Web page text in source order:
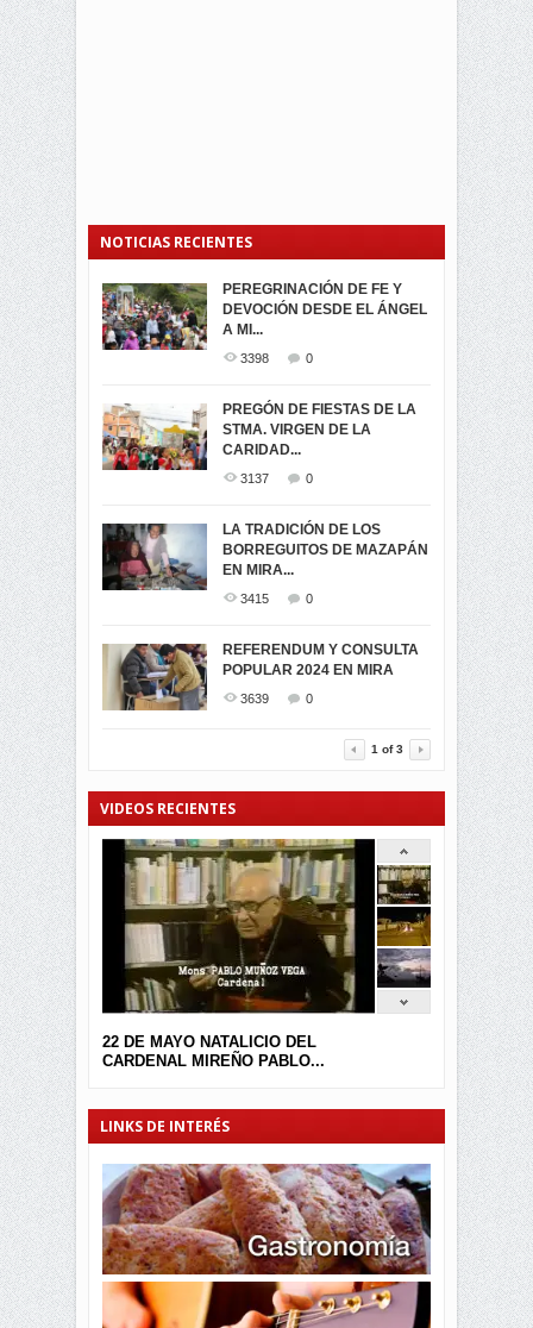
NOTICIAS RECIENTES
PEREGRINACIÓN DE FE Y
DEVOCIÓN DESDE EL ÁNGEL
A MI...
3398 0
PREGÓN DE FIESTAS DE LA
STMA. VIRGEN DE LA
CARIDAD...
3137 0
LA TRADICIÓN DE LOS
BORREGUITOS DE MAZAPÁN
EN MIRA...
3415 0
REFERENDUM Y CONSULTA
POPULAR 2024 EN MIRA
3639 0
PROCESIÓN DE LA VIRGEN
DE LA CARIDAD 2024
3063
-ENCENDIDO DEL ARBOL DE
...
MIRA
3442
TRIUNFO DE...
SEGUNDA VUELTA
ELECCIONES
PRESIDENCIALES 2023 EN
M...
ELECCION CRUCIAL:
SEGUNDA VUELTA
PRESIDENCIAL EL 1...
VIRTUALES ASAMBLEISTAS
POR LA PROVINCIA DEL
CARCHI...
MIRA.EC FUE
GALARDONADA
1 of3
VIDEOS RECIENTES
22 DE MAYO NATALICIO DEL
CARDENAL MIREÑO PABLO...
LINKS DE INTERÉS